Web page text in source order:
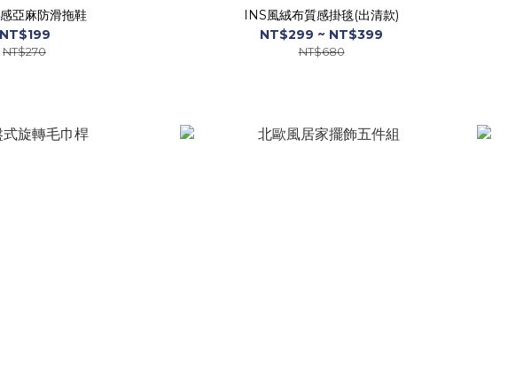
亞麻防滑拖鞋
NT$270
INS風絨布質感掛毯(出清款)
NT$299 ~ NT$399
NT$680